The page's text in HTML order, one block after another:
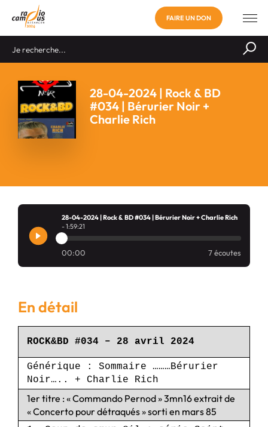
FAIRE UN DON
28-04-2024 | Rock & BD
#034 | Bérurier Noir +
Charlie Rich
28-04-2024 | Rock & BD #034 | Bérurier Noir + Charlie Rich
- 1:59:21
00:00 7 écoutes
En détail
ROCK&BD #034 – 28 avril 2024
Générique : Sommaire ………Bérurier
Noir….. + Charlie Rich
1er titre : « Commando Pernod » 3mn16 extrait de
« Concerto pour détraqués » sorti en mars 85